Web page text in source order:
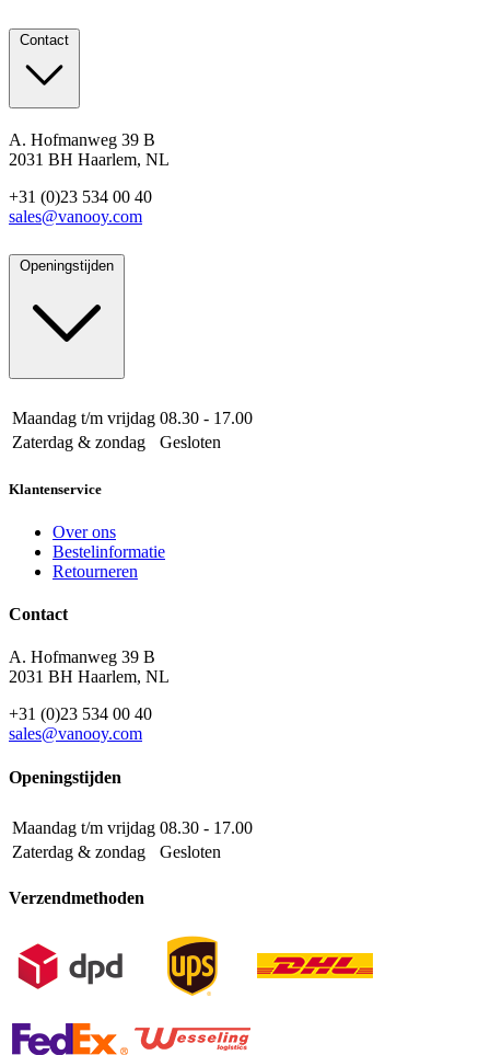
Contact
A. Hofmanweg 39 B
2031 BH Haarlem, NL
+31 (0)23 534 00 40
sales@vanooy.com
Openingstijden
Maandag t/m vrijdag 08.30 - 17.00
Zaterdag & zondag
Gesloten
Klantenservice
Over ons
Bestelinformatie
Retourneren
Contact
A. Hofmanweg 39 B
2031 BH Haarlem, NL
+31 (0)23 534 00 40
sales@vanooy.com
Openingstijden
Maandag t/m vrijdag 08.30 - 17.00
Zaterdag & zondag
Gesloten
Verzendmethoden